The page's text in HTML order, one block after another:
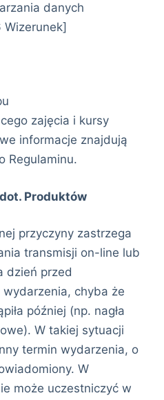
danych
zajęcia i kursy
informacje znajdują
Regulaminu.
Produktów
przyczyny zastrzega
transmisji on-line lub
dzień przed
chyba że
później (np. nagła
W takiej sytuacji
termin wydarzenia, o
W
może uczestniczyć w